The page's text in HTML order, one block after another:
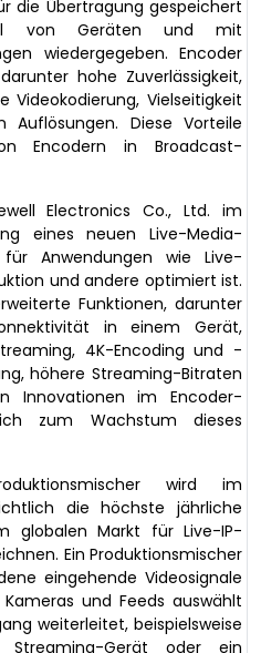
die Übertragung gespeichert
von Geräten und mit
wiedergegeben. Encoder
hohe Zuverlässigkeit,
Videokodierung, Vielseitigkeit
Diese Vorteile
Encodern in Broadcast-
Electronics Co., Ltd. im
eines neuen Live-Media-
Anwendungen wie Live-
und andere optimiert ist.
Funktionen, darunter
in einem Gerät,
4K-Encoding und -
höhere Streaming-Bitraten
Innovationen im Encoder-
zum Wachstum dieses
wird im
die höchste jährliche
globalen Markt für Live-IP-
Ein Produktionsmischer
eingehende Videosignale
und Feeds auswählt
weiterleitet, beispielsweise
Streaming-Gerät oder ein